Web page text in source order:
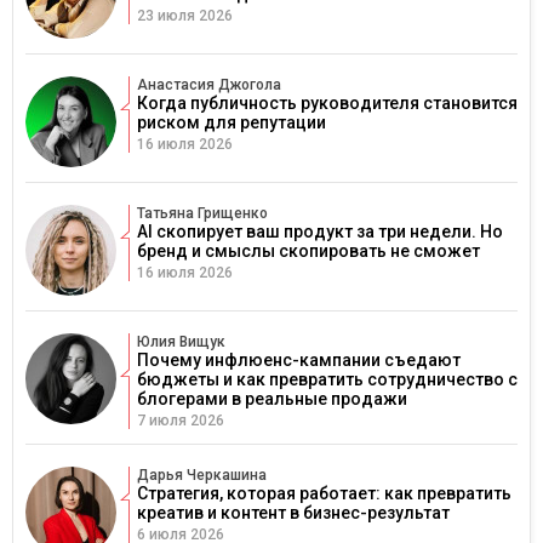
23 июля 2026
Анастасия Джогола
Когда публичность руководителя становится
риском для репутации
16 июля 2026
Татьяна Грищенко
AI скопирует ваш продукт за три недели. Но
бренд и смыслы скопировать не сможет
16 июля 2026
Юлия Вищук
Почему инфлюенс-кампании съедают
бюджеты и как превратить сотрудничество с
блогерами в реальные продажи
7 июля 2026
Дарья Черкашина
Стратегия, которая работает: как превратить
креатив и контент в бизнес-результат
6 июля 2026